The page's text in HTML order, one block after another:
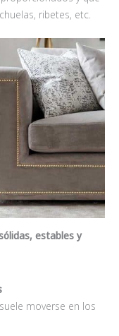
ribetes, etc.
estables y
moverse en los